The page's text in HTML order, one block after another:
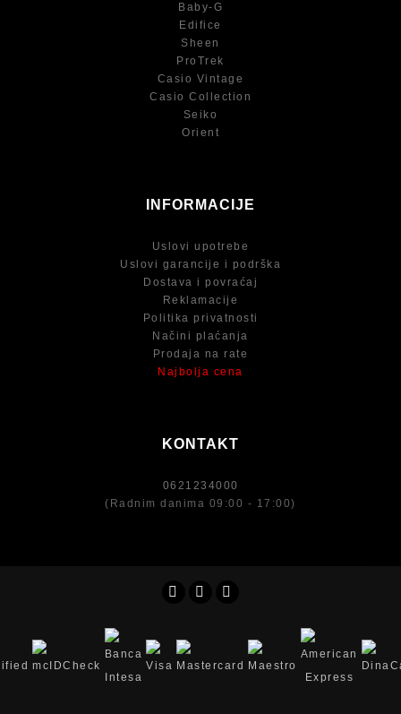
Baby-G
Edifice
Sheen
ProTrek
Casio Vintage
Casio Collection
Seiko
Orient
INFORMACIJE
Uslovi upotrebe
Uslovi garancije i podrška
Dostava i povraćaj
Reklamacije
Politika privatnosti
Načini plaćanja
Prodaja na rate
Najbolja cena
KONTAKT
0621234000
(Radnim danima 09:00 - 17:00)